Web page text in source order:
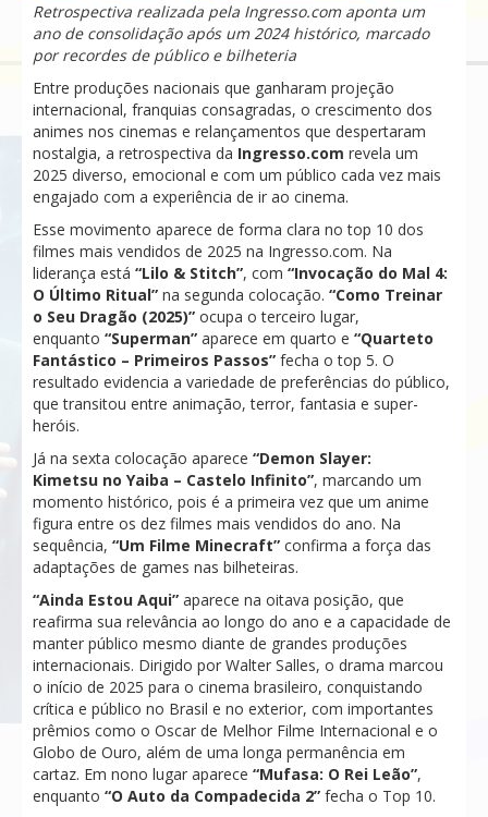
Retrospectiva realizada pela Ingresso.com aponta um
ano de consolidação após um 2024 histórico, marcado
por recordes de público e bilheteria
Entre produções nacionais que ganharam projeção
internacional, franquias consagradas, o crescimento dos
animes nos cinemas e relançamentos que despertaram
nostalgia, a retrospectiva da Ingresso.com revela um
2025 diverso, emocional e com um público cada vez mais
engajado com a experiência de ir ao cinema.
Esse movimento aparece de forma clara no top 10 dos
filmes mais vendidos de 2025 na Ingresso.com. Na
liderança está “Lilo & Stitch”, com “Invocação do Mal 4:
O Último Ritual” na segunda colocação. “Como Treinar
o Seu Dragão (2025)” ocupa o terceiro lugar,
enquanto “Superman” aparece em quarto e “Quarteto
Fantástico – Primeiros Passos” fecha o top 5. O
resultado evidencia a variedade de preferências do público,
que transitou entre animação, terror, fantasia e super-
heróis.
Já na sexta colocação aparece “Demon Slayer:
Kimetsu no Yaiba – Castelo Infinito”, marcando um
momento histórico, pois é a primeira vez que um anime
figura entre os dez filmes mais vendidos do ano. Na
sequência, “Um Filme Minecraft” confirma a força das
adaptações de games nas bilheteiras.
“Ainda Estou Aqui” aparece na oitava posição, que
reafirma sua relevância ao longo do ano e a capacidade de
manter público mesmo diante de grandes produções
internacionais. Dirigido por Walter Salles, o drama marcou
o início de 2025 para o cinema brasileiro, conquistando
crítica e público no Brasil e no exterior, com importantes
prêmios como o Oscar de Melhor Filme Internacional e o
Globo de Ouro, além de uma longa permanência em
cartaz. Em nono lugar aparece “Mufasa: O Rei Leão”,
enquanto “O Auto da Compadecida 2” fecha o Top 10.